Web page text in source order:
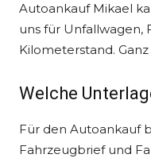
Autoankauf Mikael
uns für Unfallwagen,
Kilometerstand.
Welche
Für den Autoankauf
Fahrzeugbrief und